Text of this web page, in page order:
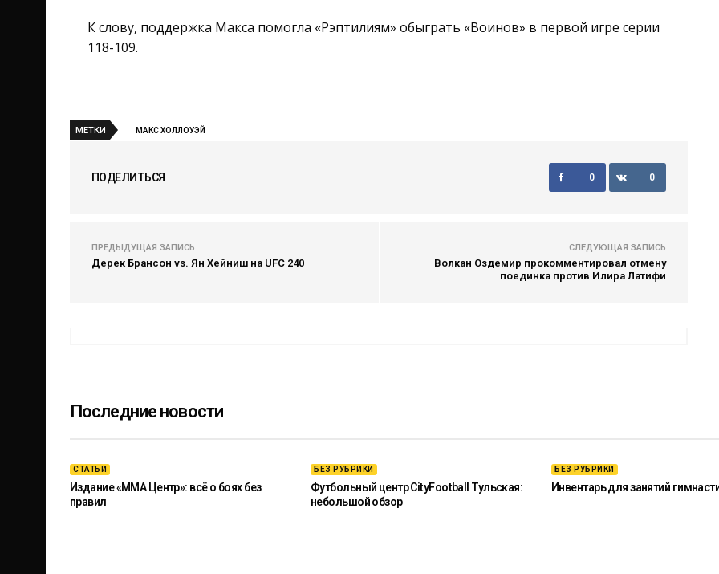
К слову, поддержка Макса помогла «Рэптилиям» обыграть «Воинов» в первой игре серии
118-109.
МЕТКИ МАКС ХОЛЛОУЭЙ
ПОДЕЛИТЬСЯ 0 0
ПРЕДЫДУЩАЯ ЗАПИСЬ
Дерек Брансон vs. Ян Хейниш на UFC 240
СЛЕДУЮЩАЯ ЗАПИСЬ
Волкан Оздемир прокомментировал отмену
поединка против Илира Латифи
Последние новости
СТАТЬИ
Издание «ММА Центр»: всё о боях без
правил
БЕЗ РУБРИКИ
Футбольный центр CityFootball Тульская:
небольшой обзор
БЕЗ РУБРИКИ
Инвентарь для занятий